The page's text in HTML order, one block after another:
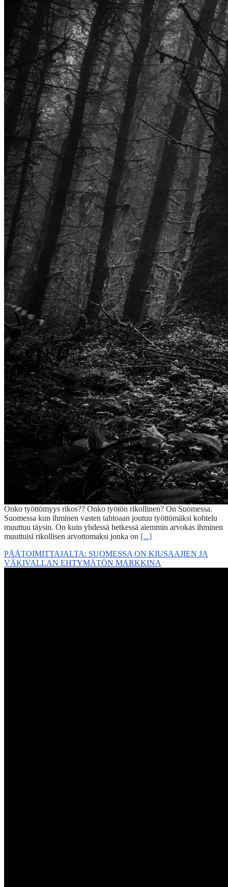
Onko työttömyys rikos?? Onko työtön rikollinen? On Suomessa.
Suomessa kun ihminen vasten tahtoaan joutuu työttömäksi kohtelu
muuttuu täysin. On kuin yhdessä hetkessä aiemmin arvokas ihminen
muuttuisi rikollisen arvottomaksi jonka on [...]
PÄÄTOIMITTAJALTA: SUOMESSA ON KIUSAAJIEN JA
VÄKIVALLAN EHTYMÄTÖN MARKKINA